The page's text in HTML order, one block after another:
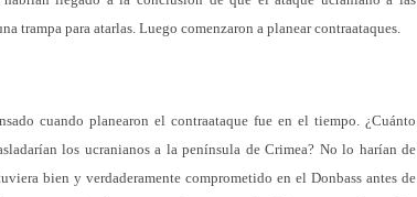
trampa para atarlas. Luego comenzaron a planear contraataques.
cuando planearon el contraataque fue en el tiempo. ¿Cuánto
los ucranianos a la península de Crimea? No lo harían de
bien y verdaderamente comprometido en el Donbass antes de